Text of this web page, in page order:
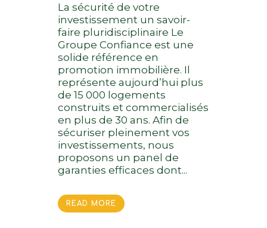
La sécurité de votre
investissement un savoir-
faire pluridisciplinaire Le
Groupe Confiance est une
solide référence en
promotion immobilière. Il
représente aujourd’hui plus
de 15 000 logements
construits et commercialisés
en plus de 30 ans. Afin de
sécuriser pleinement vos
investissements, nous
proposons un panel de
garanties efficaces dont...
READ MORE